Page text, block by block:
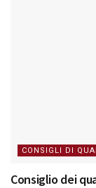
CONSIGLI DI
Consiglio dei